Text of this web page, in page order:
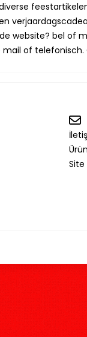
website? bel of
of telefonisch.
Site